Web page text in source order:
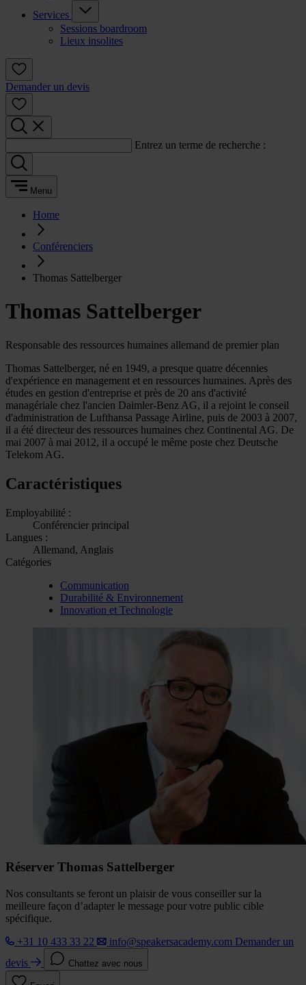
Services
Sessions boardroom
Lieux insolites
Demander un devis
Entrez un terme de recherche :
Menu
Home
Conférenciers
Thomas Sattelberger
Thomas Sattelberger
Responsable des ressources humaines allemand de premier plan
Thomas Sattelberger, né en 1949, a presque quatre décennies
d'expérience en management et en ressources humaines. Après des
études en gestion d'entreprise et près de 20 ans d'activité
managériale chez l'ancien Daimler-Benz AG, il a rejoint le conseil
d'administration de Lufthansa Passage Airline, puis de 2003 à 2007,
il a été directeur des ressources humaines chez Continental AG. De
mai 2007 à mai 2012, il a occupé le même poste chez Deutsche
Telekom AG.
Caractéristiques
Employabilité :
Conférencier principal
Langues :
Allemand, Anglais
Catégories
Communication
Durabilité & Environnement
Innovation et Technologie
Réserver Thomas Sattelberger
Nos consultants se feront un plaisir de vous conseiller sur la
meilleure façon d’adapter le message pour votre public cible
spécifique.
+31 10 433 33 22
info@speakersacademy.com Demander un
devis
Chattez avec nous